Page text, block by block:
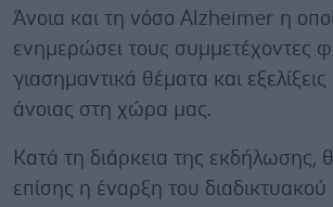
Άνοια και τη νόσο Alzheimer η
ενημερώσει τους συμμετέχοντες
γιασημαντικά θέματα και
άνοιας στη χώρα μας.
Κατά τη διάρκεια της εκδήλωσης,
επίσης η έναρξη του